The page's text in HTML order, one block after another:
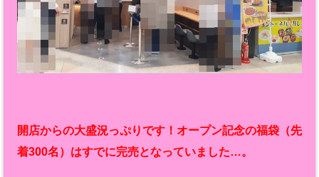
開店からの大盛況っぷりです！オープン記念の福袋（先
着300名）はすでに完売となっていました…。